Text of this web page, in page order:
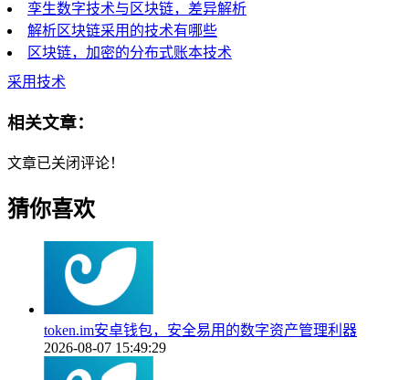
孪生数字技术与区块链，差异解析
解析区块链采用的技术有哪些
区块链，加密的分布式账本技术
采用技术
相关文章：
文章已关闭评论！
猜你喜欢
token.im安卓钱包，安全易用的数字资产管理利器
2026-08-07 15:49:29